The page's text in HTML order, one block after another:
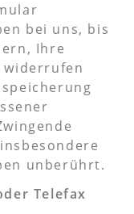
bei uns, bis
Ihre
widerrufen
unberührt.
Telefax